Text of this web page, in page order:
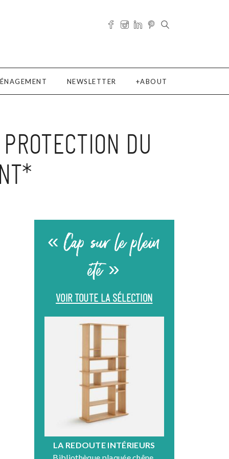
NEWSLETTER ABOUT
DU
« Cap sur le plein
été »
VOIR TOUTE LA SÉLECTION
LA REDOUTE INTÉRIEURS